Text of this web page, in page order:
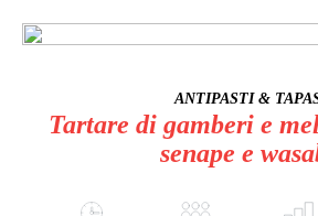
ANTIPASTI &
Tartare di gamberi e
senape e